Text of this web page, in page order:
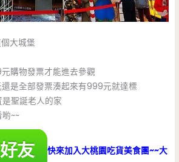
大城堡
購物發票才能進去參觀
是全部發票湊起來有999元就達標
聖誕老人的家
~~
快來加入大桃園吃貨美食團~~大